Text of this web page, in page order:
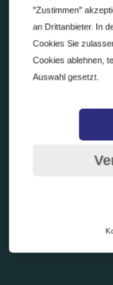
"Zustimmen"
an Drittanbieter. In
Cookies Sie
Cookies ablehnen,
Auswahl gesetzt.